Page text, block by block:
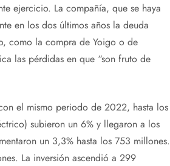
ejercicio. La compañía, que se haya
en los dos últimos años la deuda
como la compra de Yoigo o de
las pérdidas en que “son fruto de
el mismo periodo de 2022, hasta los
subieron un 6% y llegaron a los
un 3,3% hasta los 753 millones.
La inversión ascendió a 299